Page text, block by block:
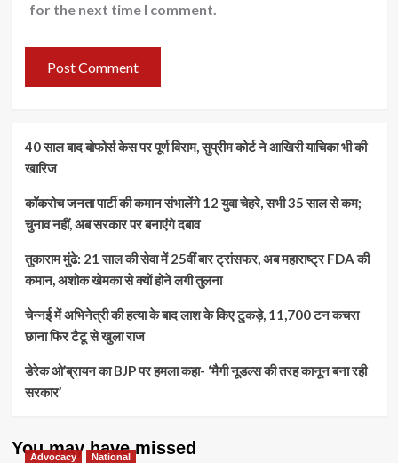
for the next time I comment.
40 साल बाद बोफोर्स केस पर पूर्ण विराम, सुप्रीम कोर्ट ने आखिरी याचिका भी की
खारिज
कॉकरोच जनता पार्टी की कमान संभालेंगे 12 युवा चेहरे, सभी 35 साल से कम;
चुनाव नहीं, अब सरकार पर बनाएंगे दबाव
तुकाराम मुंढे: 21 साल की सेवा में 25वीं बार ट्रांसफर, अब महाराष्ट्र FDA की
कमान, अशोक खेमका से क्यों होने लगी तुलना
चेन्नई में अभिनेत्री की हत्या के बाद लाश के किए टुकड़े, 11,700 टन कचरा
छाना फिर टैटू से खुला राज
डेरेक ओ’ब्रायन का BJP पर हमला कहा- ‘मैगी नूडल्स की तरह कानून बना रही
सरकार’
You may have missed
Advocacy National